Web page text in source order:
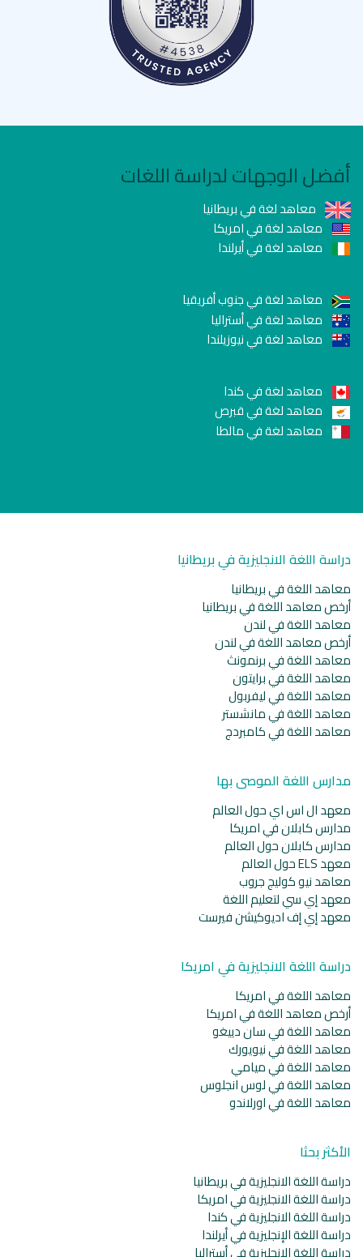
أفضل الوجهات لدراسة اللغات
معاهد لغة في بريطانيا
معاهد لغة في امريكا
معاهد لغة في أيرلندا
معاهد لغة في جنوب أفريقيا
معاهد لغة في أستراليا
معاهد لغة في نيوزيلندا
معاهد لغة في كندا
معاهد لغة في قبرص
معاهد لغة في مالطا
دراسة اللغة الانجليزية في بريطانيا
معاهد اللغة في بريطانيا
أرخص معاهد اللغة في بريطانيا
معاهد اللغة في لندن
أرخص معاهد اللغة في لندن
معاهد اللغة في برنمونث
معاهد اللغة في برايتون
معاهد اللغة في ليفربول
معاهد اللغة في مانشستر
معاهد اللغة في كامبردج
مدارس اللغة الموصى بها
معهد ال اس اي حول العالم
مدارس كابلان في امريكا
مدارس كابلان حول العالم
معهد ELS حول العالم
معاهد نيو كوليج جروب
معهد إي سي لتعليم اللغة
معهد إي إف اديوكيشن فيرست
دراسة اللغة الانجليزية في امريكا
معاهد اللغة في امريكا
أرخص معاهد اللغة في امريكا
معاهد اللغة في سان دييغو
معاهد اللغة في نيويورك
معاهد اللغة في ميامي
معاهد اللغة في لوس انجلوس
معاهد اللغة في اورلاندو
الأكثر بحثا
دراسة اللغة الانجليزية في بريطانيا
دراسة اللغة الانجليزية في امريكا
دراسة اللغة الانجليزية في كندا
دراسة اللغة الإنجليزية في أيرلندا